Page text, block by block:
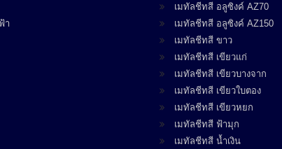
า
เมทัลชีทสี อลูซิงค์ AZ70
เมทัลชีทสี อลูซิงค์ AZ150
เมทัลชีทสี ขาว
เมทัลชีทสี เขียวแก่
เมทัลชีทสี เขียวบางจาก
เมทัลชีทสี เขียวใบตอง
เมทัลชีทสี เขียวหยก
เมทัลชีทสี ฟ้ามุก
เมทัลชีทสี น้ำเงิน